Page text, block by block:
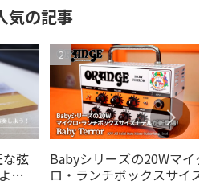
気の記事
弦
Babyシリーズの20Wマイク
ロ・ランチボックスサイズ